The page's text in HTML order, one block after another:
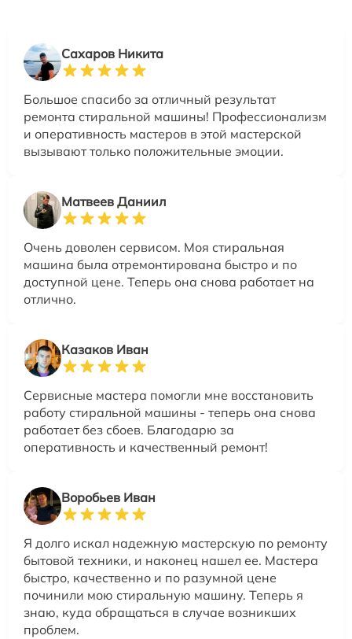
Сахаров Никита
Большое спасибо за отличный результат
ремонта стиральной машины! Профессионализм
и оперативность мастеров в этой мастерской
вызывают только положительные эмоции.
Матвеев Даниил
Очень доволен сервисом. Моя стиральная
машина была отремонтирована быстро и по
доступной цене. Теперь она снова работает на
отлично.
Казаков Иван
Сервисные мастера помогли мне восстановить
работу стиральной машины - теперь она снова
работает без сбоев. Благодарю за
оперативность и качественный ремонт!
Воробьев Иван
Я долго искал надежную мастерскую по ремонту
бытовой техники, и наконец нашел ее. Мастера
быстро, качественно и по разумной цене
починили мою стиральную машину. Теперь я
знаю, куда обращаться в случае возникших
проблем.